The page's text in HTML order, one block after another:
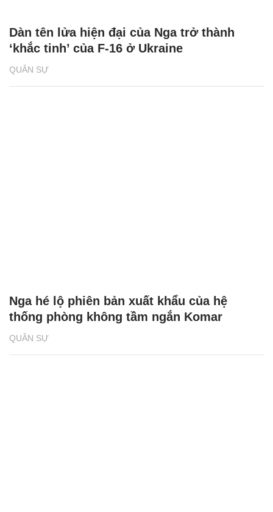
QUÂN SỰ
Dàn tên lửa hiện đại của Nga trở thành
‘khắc tinh’ của F-16 ở Ukraine
QUÂN SỰ
Nga hé lộ phiên bản xuất khẩu của hệ
thống phòng không tầm ngắn Komar